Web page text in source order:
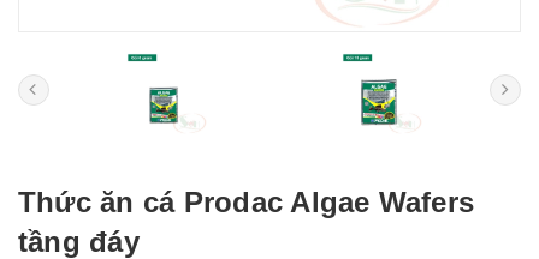
Thức ăn cá Prodac Algae Wafers
tầng đáy